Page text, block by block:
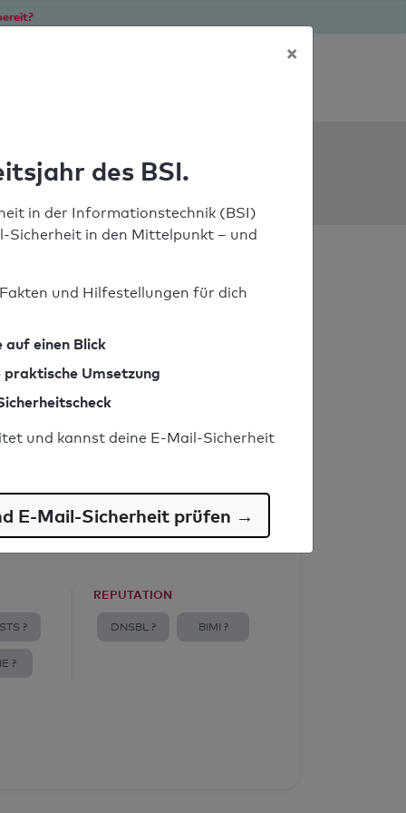
?
?
REPUTATION
DNSBL ? BIMI ?
×
des BSI.
in der Informationstechnik (BSI)
Sicherheit in den Mittelpunkt – und
und Hilfestellungen für dich
auf einen Blick
Umsetzung
und kannst deine E-Mail-Sicherheit
E-Mail-Sicherheit prüfen →